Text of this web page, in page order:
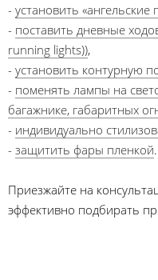
- установить «ангельские
- поставить дневные
running lights)),
- установить контурную
- поменять лампы на
багажнике, габаритных
- индивидуально
- защитить фары пленкой.
Приезжайте на
эффективно подбирать